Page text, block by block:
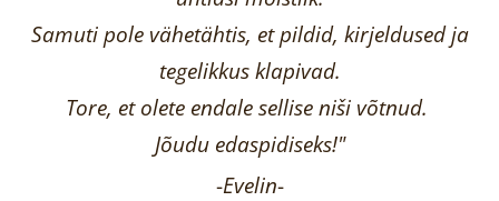
Samuti pole vähetähtis, et pildid, kirjeldused ja
tegelikkus klapivad.
Tore, et olete endale sellise niši võtnud.
Jõudu edaspidiseks!"
-Evelin-